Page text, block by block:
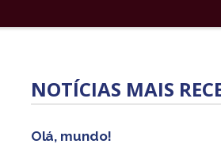
NOTÍCIAS MAIS
Olá, mundo!